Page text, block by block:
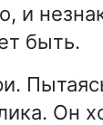
и
быть.
Он